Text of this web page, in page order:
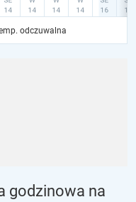
odczuwalna
godzinowa na